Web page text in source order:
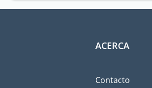
ACERCA
Contacto